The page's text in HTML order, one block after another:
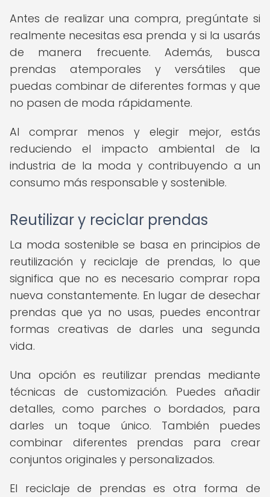
Antes de realizar una compra, pregúntate si
realmente necesitas esa prenda y si la usarás
de manera frecuente. Además, busca
prendas atemporales y versátiles que
puedas combinar de diferentes formas y que
no pasen de moda rápidamente.
Al comprar menos y elegir mejor, estás
reduciendo el impacto ambiental de la
industria de la moda y contribuyendo a un
consumo más responsable y sostenible.
Reutilizar y reciclar prendas
La moda sostenible se basa en principios de
reutilización y reciclaje de prendas, lo que
significa que no es necesario comprar ropa
nueva constantemente. En lugar de desechar
prendas que ya no usas, puedes encontrar
formas creativas de darles una segunda
vida.
Una opción es reutilizar prendas mediante
técnicas de customización. Puedes añadir
detalles, como parches o bordados, para
darles un toque único. También puedes
combinar diferentes prendas para crear
conjuntos originales y personalizados.
El reciclaje de prendas es otra forma de